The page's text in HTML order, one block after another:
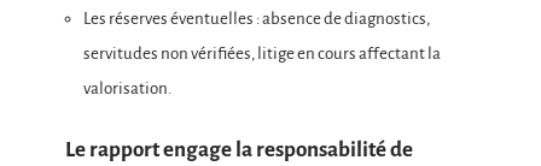
Les réserves éventuelles : absence de diagnostics,
servitudes non vérifiées, litige en cours affectant la
valorisation.
Le rapport engage la responsabilité de